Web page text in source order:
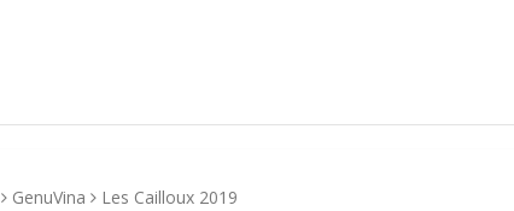
GenuVina Les Cailloux 2019